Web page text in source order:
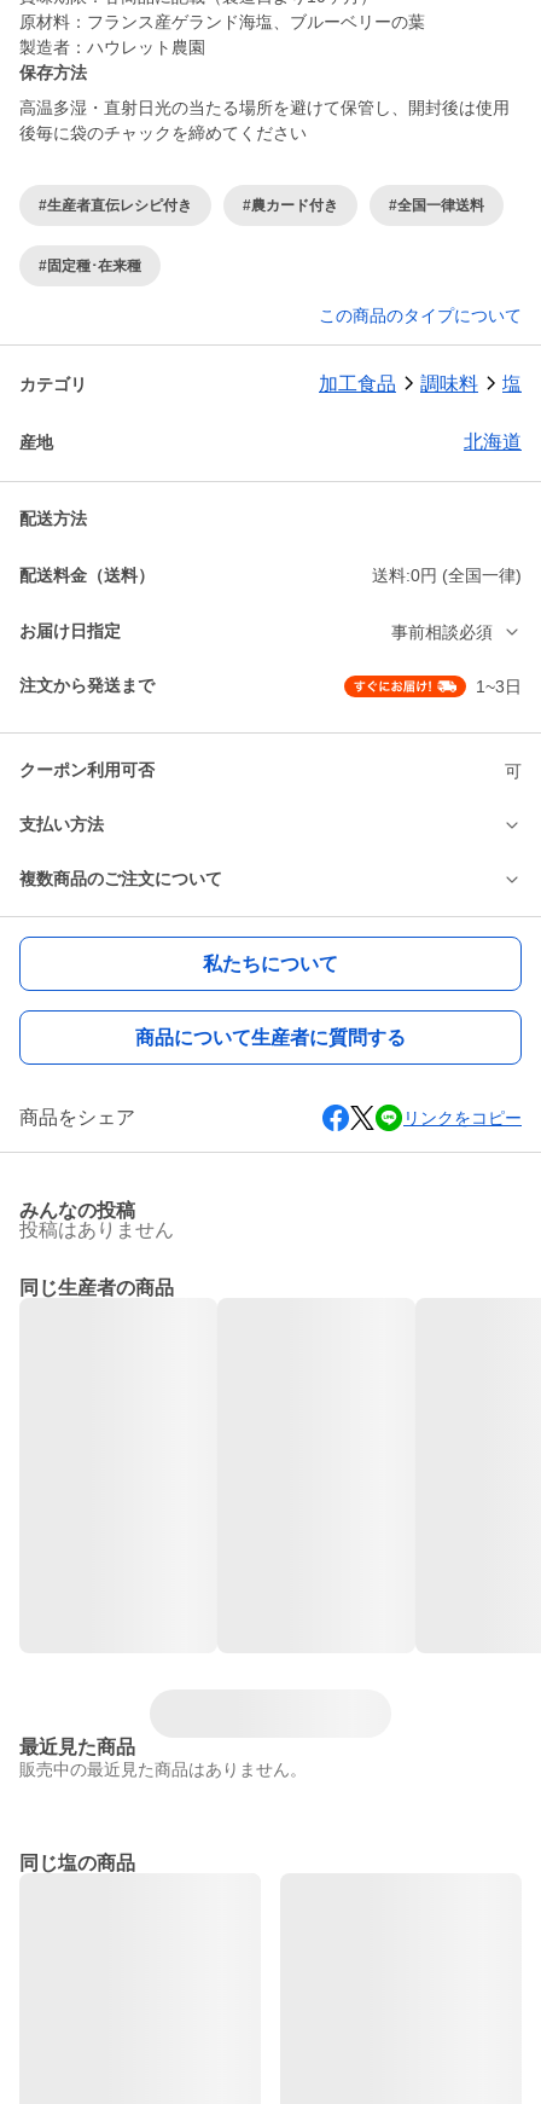
原材料：フランス産ゲランド海塩、ブルーベリーの葉
製造者：ハウレット農園
保存方法
高温多湿・直射日光の当たる場所を避けて保管し、開封後は使用
後毎に袋のチャックを締めてください
#生産者直伝レシピ付き #農カード付き #全国一律送料
#固定種･在来種
この商品のタイプについて
カテゴリ 加工食品 調味料 塩
産地 北海道
配送方法
配送料金（送料） 送料:0円 (全国一律)
お届け日指定 事前相談必須
注文から発送まで 1~3日
クーポン利用可否 可
支払い方法
複数商品のご注文について
私たちについて
商品について生産者に質問する
商品をシェア リンクをコピー
みんなの投稿
投稿はありません
同じ生産者の商品
最近見た商品
販売中の最近見た商品はありません。
同じ塩の商品